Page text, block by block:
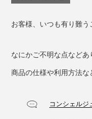
お客様、いつも有り難う
なにかご不明な点などあ
商品の仕様や利用方法な
コンシェルジ